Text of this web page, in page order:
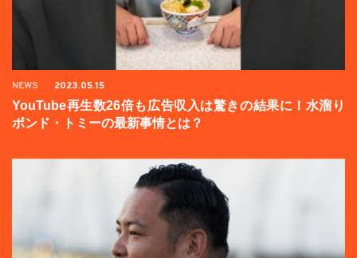
NEWS 2023.05.15
YouTube再生数26倍も広告収入は驚きの結果に！水溜り
ボンド・トミーの最新事情とは？